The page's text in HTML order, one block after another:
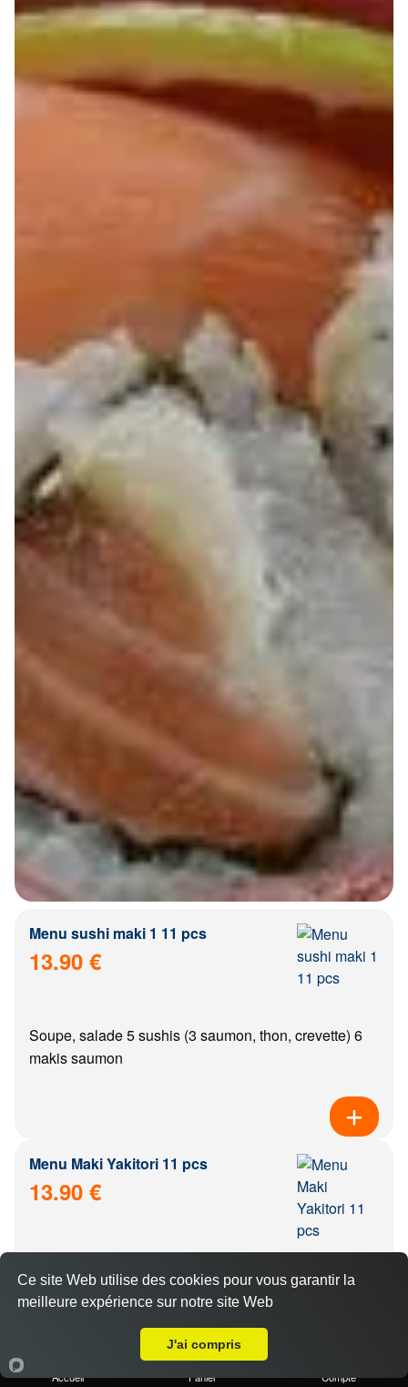
Menu sushi maki 1 11 pcs
13.90 €
Soupe, salade 5 sushis (3 saumon, thon, crevette) 6
makis saumon
Menu Maki Yakitori 11 pcs
13.90 €
boulette de poulet, aile de poulet, boeuf, boeuf from...
Accueil Panier Compte
Ce site Web utilise des cookies pour vous garantir la
meilleure expérience sur notre site Web
J'ai compris